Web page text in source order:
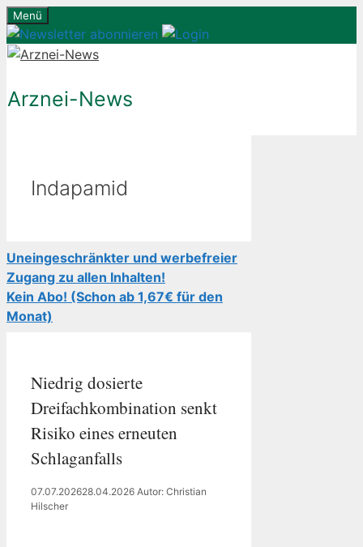
Zum
Inhalt
springen
Menü
Arznei-News
Indapamid
Uneingeschränkter und werbefreier
Zugang zu allen Inhalten!
Kein Abo! (Schon ab 1,67€ für den
Monat)
Niedrig dosierte
Dreifachkombination senkt
Risiko eines erneuten
Schlaganfalls
07.07.202628.04.2026 Autor: Christian
Hilscher